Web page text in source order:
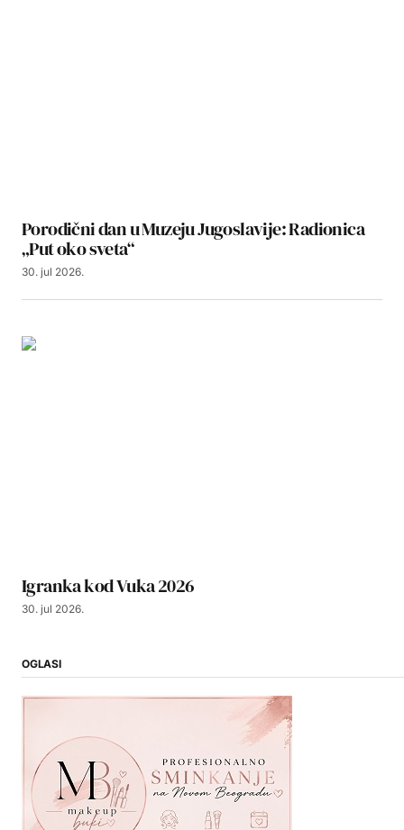
Porodični dan u Muzeju Jugoslavije: Radionica
„Put oko sveta“
30. jul 2026.
Igranka kod Vuka 2026
30. jul 2026.
OGLASI